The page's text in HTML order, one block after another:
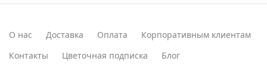
О нас Доставка Оплата
Корпоративным клиентам
Контакты
Цветочная подписка Блог